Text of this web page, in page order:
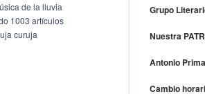
Grupo
Nuestra
Antonio
Cambio